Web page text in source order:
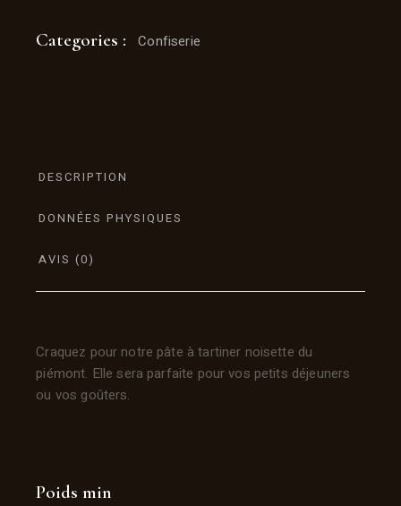
Categories : Confiserie
DESCRIPTION
DONNÉES PHYSIQUES
AVIS (0)
Craquez pour notre pâte à tartiner noisette du
piémont. Elle sera parfaite pour vos petits déjeuners
ou vos goûters.
Poids min